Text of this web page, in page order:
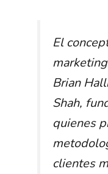
El
Brian
Shah,
quienes
clientes